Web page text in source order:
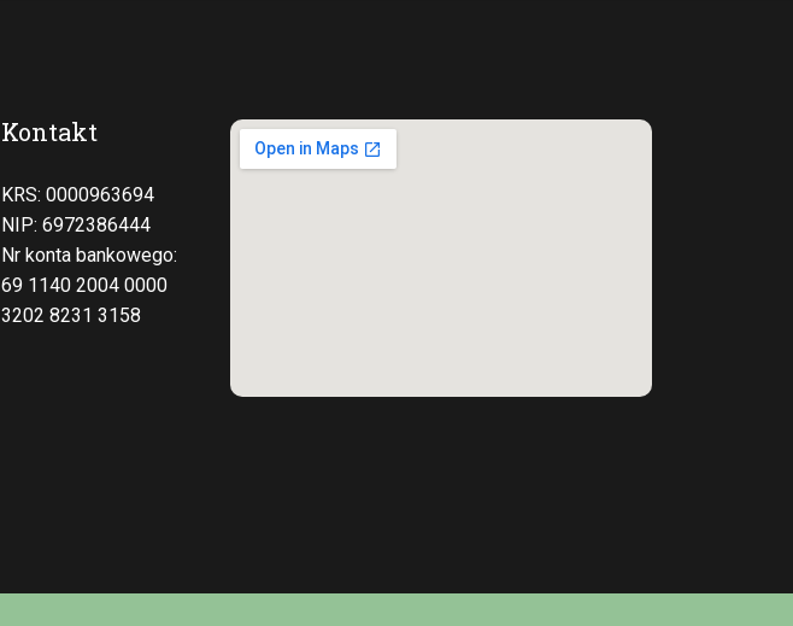
Kontakt
KRS: 0000963694
NIP: 6972386444
Nr konta bankowego:
69 1140 2004 0000
3202 8231 3158